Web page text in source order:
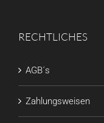
RECHTLICHES
AGB´s
Zahlungsweisen